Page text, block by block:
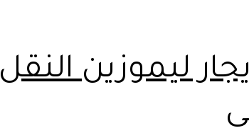
ليموزين النقل